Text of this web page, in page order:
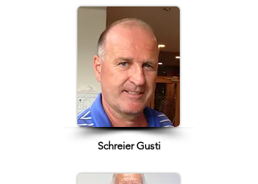
Schreier Gusti